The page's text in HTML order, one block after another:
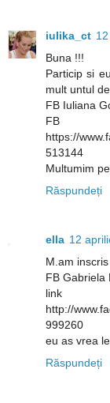
iulika_ct
Buna !!!
Particip si
mult untul
FB Iuliana
https://
513144
Multumim
Răspundeți
ella 12
M.am
FB Gabriela
link
http://
999260
eu as vrea
Răspundeți